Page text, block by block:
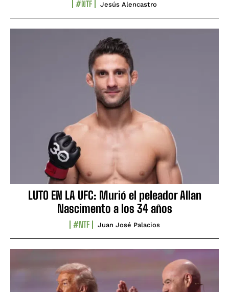
#NTF Jesús Alencastro
LUTO EN LA UFC: Murió el peleador Allan
Nascimento a los 34 años
#NTF Juan José Palacios